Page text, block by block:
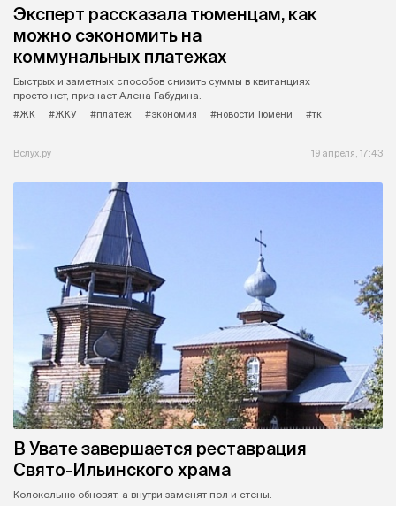
Эксперт рассказала тюменцам, как
можно сэкономить на
коммунальных платежах
Быстрых и заметных способов снизить суммы в квитанциях
просто нет, признает Алена Габудина.
#ЖК
#ЖКУ #платеж #экономия #новости Тюмени #тк
Вслух.ру 19 апреля, 17:43
В Увате завершается реставрация
Свято-Ильинского храма
Колокольню обновят, а внутри заменят пол и стены.